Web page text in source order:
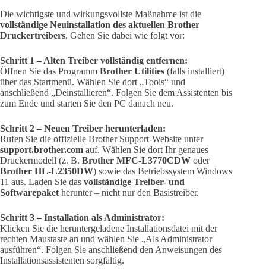
Die wichtigste und wirkungsvollste Maßnahme ist die
vollständige Neuinstallation des aktuellen Brother
Druckertreibers. Gehen Sie dabei wie folgt vor:
Schritt 1 – Alten Treiber vollständig entfernen:
Öffnen Sie das Programm Brother Utilities (falls installiert)
über das Startmenü. Wählen Sie dort „Tools“ und
anschließend „Deinstallieren“. Folgen Sie dem Assistenten bis
zum Ende und starten Sie den PC danach neu.
Schritt 2 – Neuen Treiber herunterladen:
Rufen Sie die offizielle Brother Support-Website unter
support.brother.com auf. Wählen Sie dort Ihr genaues
Druckermodell (z. B. Brother MFC-L3770CDW oder
Brother HL-L2350DW) sowie das Betriebssystem Windows
11 aus. Laden Sie das vollständige Treiber- und
Softwarepaket herunter – nicht nur den Basistreiber.
Schritt 3 – Installation als Administrator:
Klicken Sie die heruntergeladene Installationsdatei mit der
rechten Maustaste an und wählen Sie „Als Administrator
ausführen“. Folgen Sie anschließend den Anweisungen des
Installationsassistenten sorgfältig.